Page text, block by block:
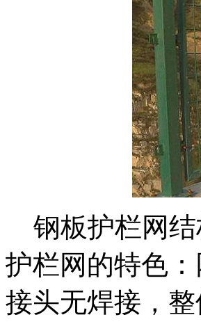
钢板护栏网结
护栏网的特色
接头无焊接，